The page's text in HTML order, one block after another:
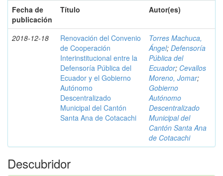
Fecha de
publicación
Título Autor(es)
2018-12-18
Renovación del Convenio
de Cooperación
Interinstitucional entre la
Defensoría Pública del
Ecuador y el Gobierno
Autónomo
Descentralizado
Municipal del Cantón
Santa Ana de Cotacachi
Torres Machuca,
Ángel; Defensoría
Pública del
Ecuador; Cevallos
Moreno, Jomar;
Gobierno
Autónomo
Descentralizado
Municipal del
Cantón Santa Ana
de Cotacachi
Descubridor